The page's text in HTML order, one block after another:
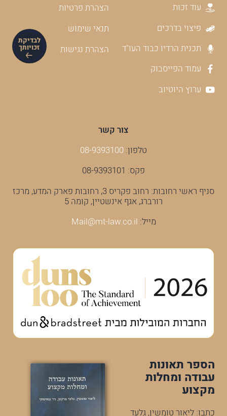
לבדיקת
זכויותך
עוד זכות
פיצוי בדרכים
תכנית הרדיו כבוד העו"ד
עמוד הפייסבוק
ערוץ היוטיוב
הצהרת פרטיות
תנאי שימוש
הצהרת נגישות
צור קשר
טלפון: 08-9393100
פקס: 08-9393101
סניף ראשי רחובות: רחוב פקריס 3, רחובות פארק המדע, מרכז
רורברג, אגף אינשטיין, קומה 5
מייל: Mail@mt-law.co.il
הספר תאונות
עבודה ומחלות
מקצוע
כתבו: ליאור טומשין, גלעד